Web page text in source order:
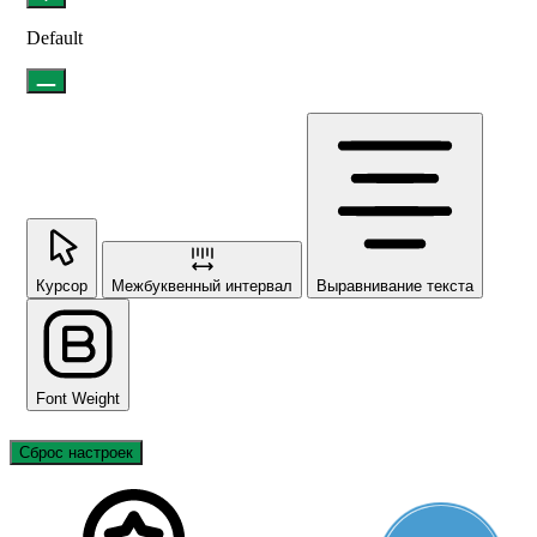
Default
Курсор Межбуквенный интервал Выравнивание текста
Font Weight
Сброс настроек